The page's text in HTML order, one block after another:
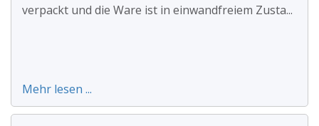
verpackt und die Ware ist in einwandfreiem Zusta...
Mehr lesen ...